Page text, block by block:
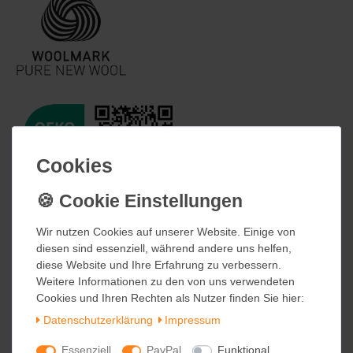
Cookies
Wir nutzen Cookies auf unserer Website. Einige von
diesen sind essenziell, während andere uns helfen,
diese Website und Ihre Erfahrung zu verbessern.
Weitere Informationen zu den von uns verwendeten
Cookies und Ihren Rechten als Nutzer finden Sie hier:
Daten­schutz­erklärung
Impressum
Essenziell PayPal Funktional
Cookies
Wir nutzen Cookies auf unserer Website. Einige von
diesen sind essenziell, während andere uns helfen,
diese Website und Ihre Erfahrung zu verbessern.
Weitere Informationen zu den von uns verwendeten
Cookies und Ihren Rechten als Nutzer finden Sie hier:
Daten­schutz­erklärung
Impressum
Essenziell PayPal Funktional